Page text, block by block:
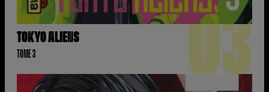
TOKYO ALIENS
TOME 3 03